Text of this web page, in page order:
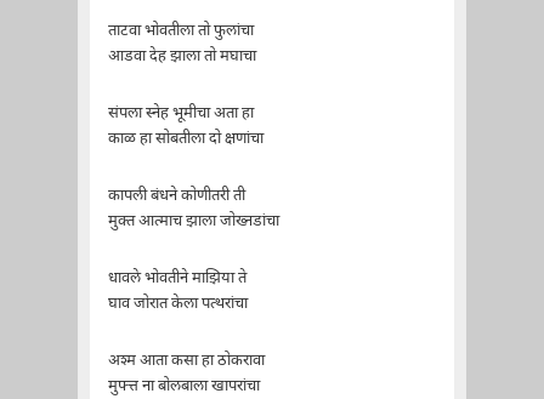
ताटवा भोवतीला तो फुलांचा
आडवा देह झाला तो मघाचा
संपला स्नेह भूमीचा अता हा
काळ हा सोबतीला दो क्षणांचा
कापली बंधने कोणीतरी ती
मुक्त आत्माच झाला जोख्नडांचा
धावले भोवतीने माझिया ते
घाव जोरात केला पत्थरांचा
अश्म आता कसा हा ठोकरावा
मुफ्त्त ना बोलबाला खापरांचा